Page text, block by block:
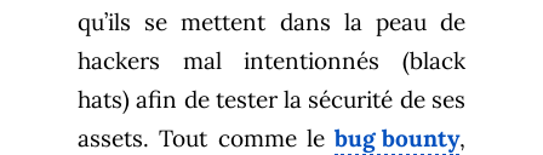
qu’ils se mettent dans la peau de
hackers mal intentionnés (black
hats) afin de tester la sécurité de ses
assets. Tout comme le bug bounty,